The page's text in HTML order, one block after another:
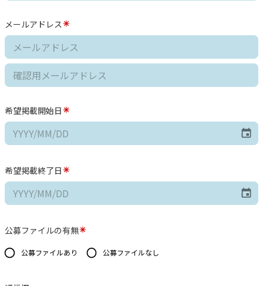
メールアドレス
希望掲載開始日
希望掲載終了日
公募ファイルの有無
公募ファイルあり 公募ファイルなし